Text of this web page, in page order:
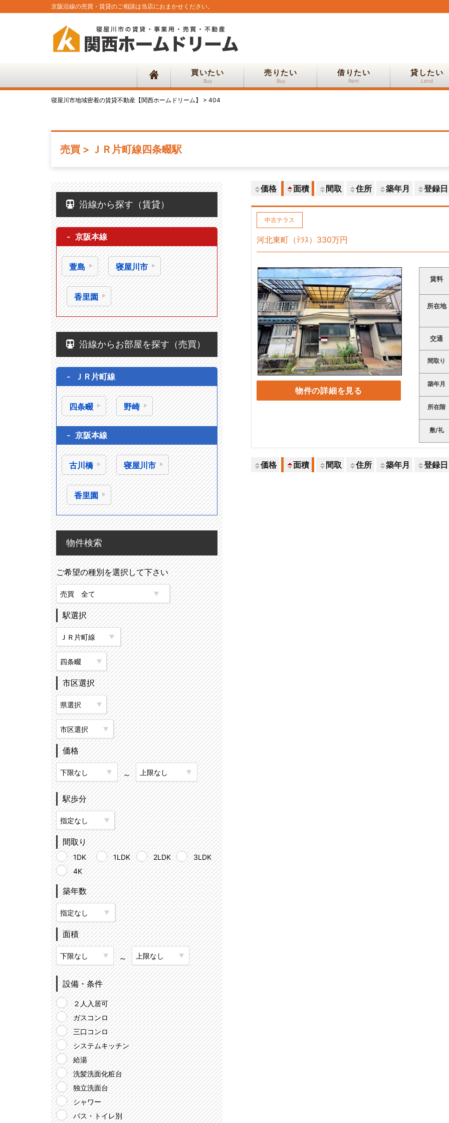
京阪沿線の売買・賃貸のご相談は当店におまかせください。
買いたい
Buy
売りたい
Buy
借りたい
Rent
貸したい
Lend
寝屋川市地域密着の賃貸不動産【関西ホームドリーム】 > 404
売買 > ＪＲ片町線四条畷駅
沿線から探す（賃貸）
京阪本線
萱島 寝屋川市
香里園
沿線からお部屋を探す（売買）
ＪＲ片町線
四条畷 野崎
京阪本線
古川橋 寝屋川市
香里園
物件検索
ご希望の種別を選択して下さい
駅選択
市区選択
価格
～
駅歩分
間取り
1DK 1LDK 2LDK
3LDK
4K
築年数
面積
～
設備・条件
２人入居可
ガスコンロ
三口コンロ
システムキッチン
給湯
洗髪洗面化粧台
独立洗面台
シャワー
バス・トイレ別
価格 面積 間取 住所 築年月 登録日
中古テラス
河北東町（ﾃﾗｽ）330万円
物件の詳細を見る
賃料
所在地
交通
間取り
築年月
所在階
敷/礼
価格 面積 間取 住所 築年月 登録日